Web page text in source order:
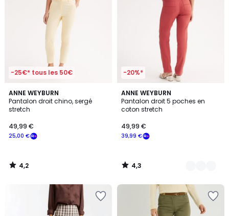
-25€* tous les 50€
ANNE WEYBURN
Pantalon droit chino, sergé
stretch
25,00 €
49,99 €
4,2
/ 5
4,2
/
-20%*
ANNE WEYBURN
Pantalon droit 5 poches en
coton stretch
39,99 €
49,99 €
4,3
/ 5
5
Couleurs
4,3
/